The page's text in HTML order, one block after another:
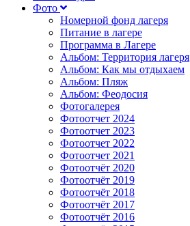
Фото
Номерной фонд лагеря
Питание в лагере
Программа в Лагере
Альбом: Территория лагеря
Альбом: Как мы отдыхаем
Альбом: Пляж
Альбом: Феодосия
Фотогалерея
Фотоотчет 2024
Фотоотчет 2023
Фотоотчет 2022
Фотоотчет 2021
Фотоотчёт 2020
Фотоотчёт 2019
Фотоотчёт 2018
Фотоотчёт 2017
Фотоотчёт 2016